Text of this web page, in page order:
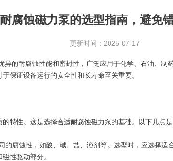
耐腐蚀磁力泵的选型指南，避免
更新时间：2025-07-17
异的耐腐蚀性能和密封性，广泛应用于化学、石油、制
保证设备运行的安全性和长寿命至关重要。
性。这是选择合适耐腐蚀磁力泵的基础。以下几点是
腐蚀性，如酸、碱、盐、溶剂等。选型时，应选择适
性驱动部分。